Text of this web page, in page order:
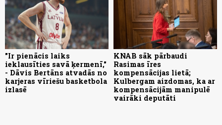
"Ir pienācis laiks
ieklausīties savā ķermenī,"
- Dāvis Bertāns atvadās no
karjeras vīriešu basketbola
izlasē
KNAB sāk pārbaudi
Rasimas īres
kompensācijas lietā;
Kulbergam aizdomas, ka ar
kompensācijām manipulē
vairāki deputāti